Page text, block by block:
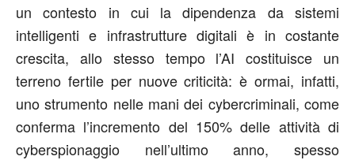
un contesto in cui la dipendenza da sistemi
intelligenti e infrastrutture digitali è in costante
crescita, allo stesso tempo l’AI costituisce un
terreno fertile per nuove criticità: è ormai, infatti,
uno strumento nelle mani dei cybercriminali, come
conferma l’incremento del 150% delle attività di
cyberspionaggio nell’ultimo anno, spesso